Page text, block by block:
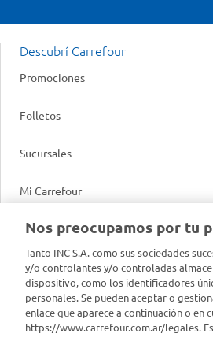
Descubrí Carrefour
Promociones
Folletos
Sucursales
Mi Carrefour
Productos Carrefour
Tarjeta Mi Carrefour
Panel Carrefour
Nos preocupamos por tu
Tanto INC S.A. como sus sociedades
y/o controlantes y/o controladas
dispositivo, como los identificadores
personales. Se pueden aceptar o
enlace que aparece a continuación o en
https://www.carrefour.com.ar/legales.